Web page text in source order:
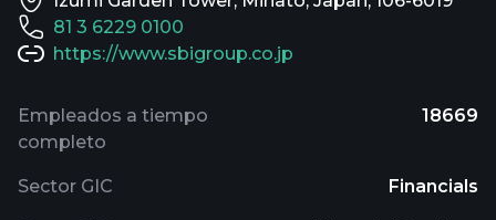
81 3 6229 0100
https://www.sbigroup.co.jp
Empleados a tiempo
completo
18669
Sector GIC Financials